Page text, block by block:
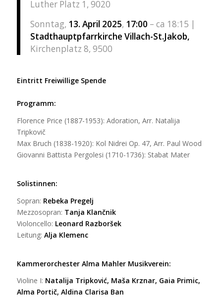
Luther Platz 1, 9020
Sonntag, 13. April 2025, 17:00 – ca 18:15 |
Stadthauptpfarrkirche Villach-St.Jakob,
Kirchenplatz 8, 9500
Eintritt Freiwillige Spende
Programm:
Florence Price (1887-1953): Adoration, Arr. Natalija
Tripkovič
Max Bruch (1838-1920): Kol Nidrei Op. 47, Arr. Paul Wood
Giovanni Battista Pergolesi (1710-1736): Stabat Mater
Solistinnen:
Sopran: Rebeka Pregelj
Mezzosopran: Tanja Klančnik
Violoncello: Leonard Razboršek
Leitung: Alja Klemenc
Kammerorchester Alma Mahler Musikverein:
Violine I: Natalija Tripković, Maša Krznar, Gaia Primic,
Alma Portič, Aldina Clarisa Ban